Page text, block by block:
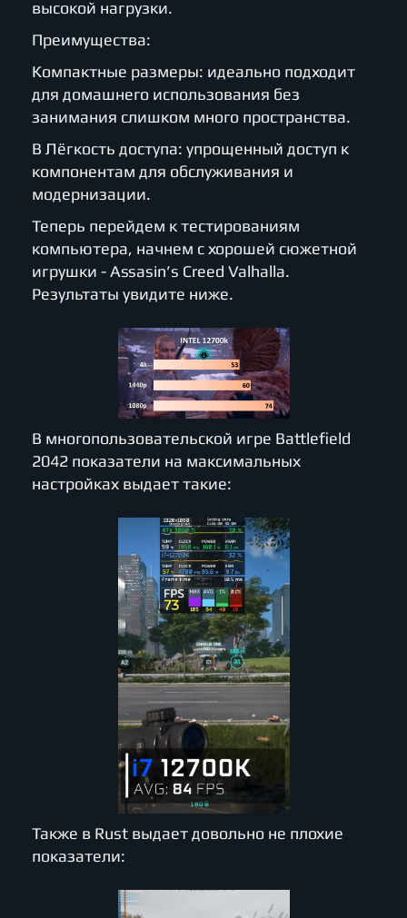
высокой нагрузки.
Преимущества:
Компактные размеры: идеально подходит
для домашнего использования без
занимания слишком много пространства.
В Лёгкость доступа: упрощенный доступ к
компонентам для обслуживания и
модернизации.
Теперь перейдем к тестированиям
компьютера, начнем с хорошей сюжетной
игрушки - Assasin’s Creed Valhalla.
Результаты увидите ниже.
В многопользовательской игре Battlefield
2042 показатели на максимальных
настройках выдает такие:
Также в Rust выдает довольно не плохие
показатели: